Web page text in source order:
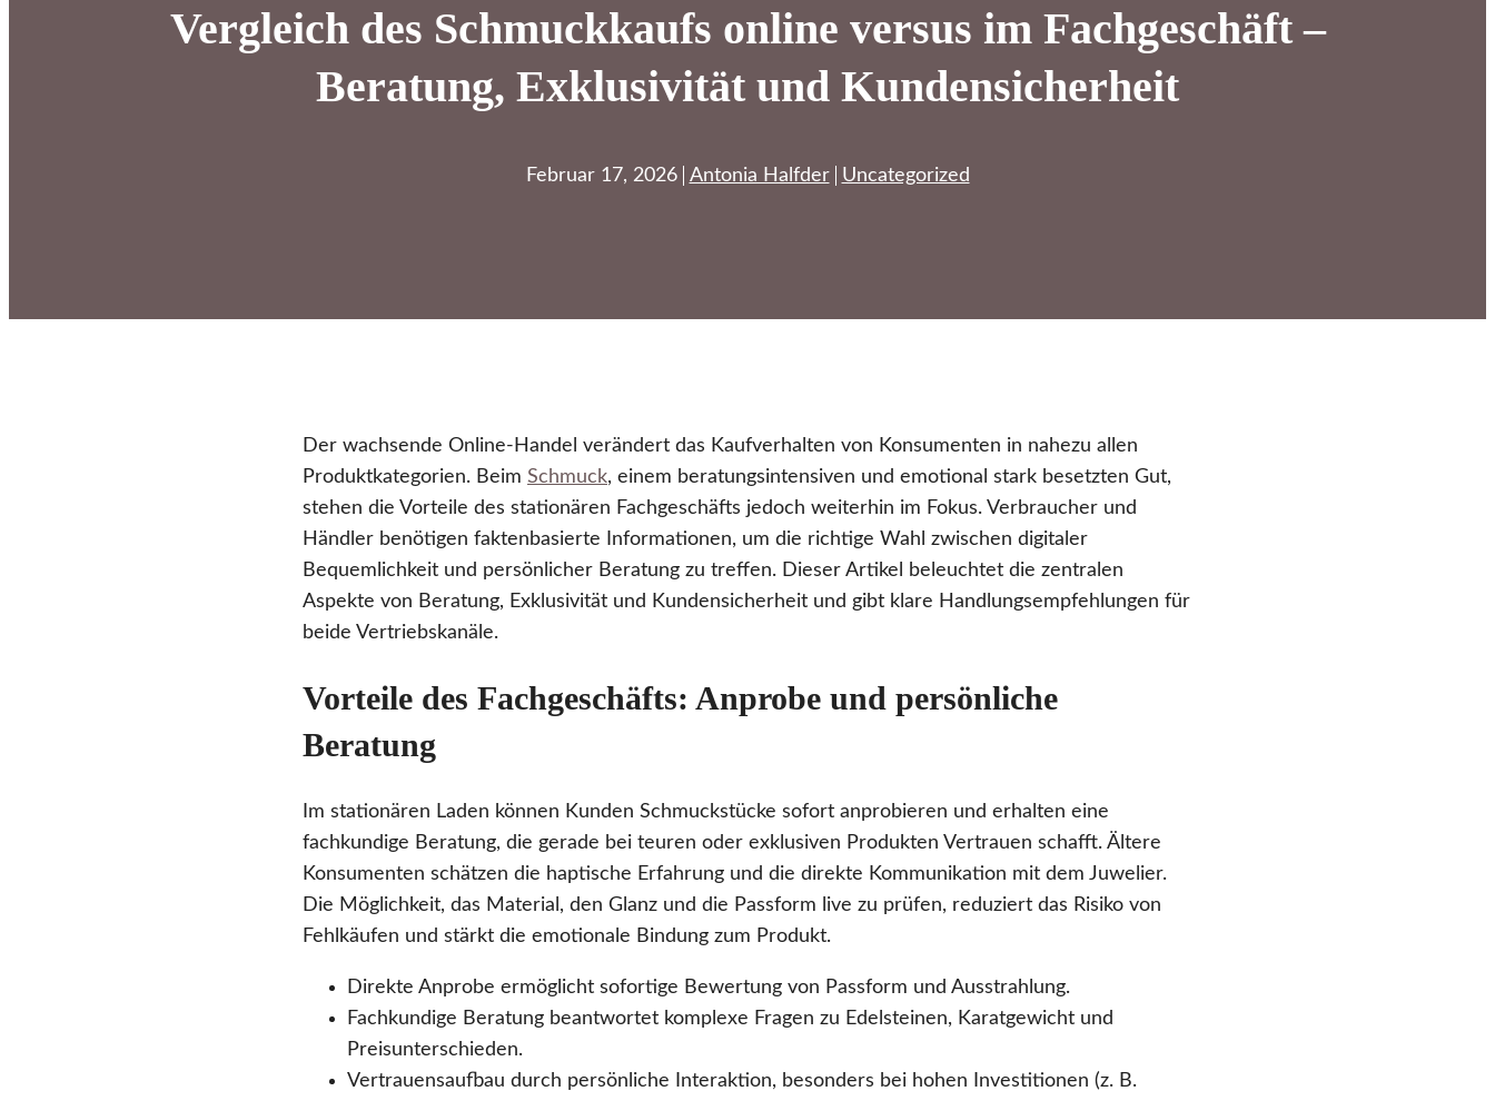
Vergleich des Schmuckkaufs online versus im Fachgeschäft –
Beratung, Exklusivität und Kundensicherheit
Februar 17, 2026 Antonia Halfder Uncategorized
Der wachsende Online-Handel verändert das Kaufverhalten von Konsumenten in nahezu allen
Produktkategorien. Beim Schmuck, einem beratungsintensiven und emotional stark besetzten Gut,
stehen die Vorteile des stationären Fachgeschäfts jedoch weiterhin im Fokus. Verbraucher und
Händler benötigen faktenbasierte Informationen, um die richtige Wahl zwischen digitaler
Bequemlichkeit und persönlicher Beratung zu treffen. Dieser Artikel beleuchtet die zentralen
Aspekte von Beratung, Exklusivität und Kundensicherheit und gibt klare Handlungsempfehlungen für
beide Vertriebskanäle.
Vorteile des Fachgeschäfts: Anprobe und persönliche
Beratung
Im stationären Laden können Kunden Schmuckstücke sofort anprobieren und erhalten eine
fachkundige Beratung, die gerade bei teuren oder exklusiven Produkten Vertrauen schafft. Ältere
Konsumenten schätzen die haptische Erfahrung und die direkte Kommunikation mit dem Juwelier.
Die Möglichkeit, das Material, den Glanz und die Passform live zu prüfen, reduziert das Risiko von
Fehlkäufen und stärkt die emotionale Bindung zum Produkt.
Direkte Anprobe ermöglicht sofortige Bewertung von Passform und Ausstrahlung.
Fachkundige Beratung beantwortet komplexe Fragen zu Edelsteinen, Karatgewicht und
Preisunterschieden.
Vertrauensaufbau durch persönliche Interaktion, besonders bei hohen Investitionen (z. B.